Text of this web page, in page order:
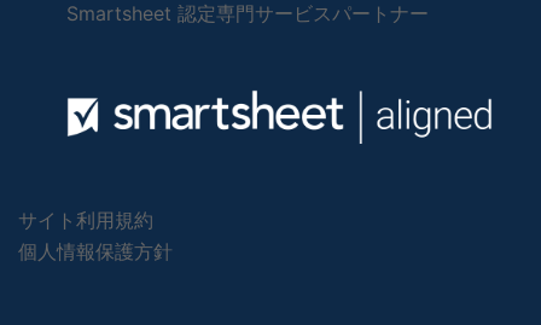
Smartsheet 認定専門サービスパートナー
サイト利用規約
個人情報保護方針